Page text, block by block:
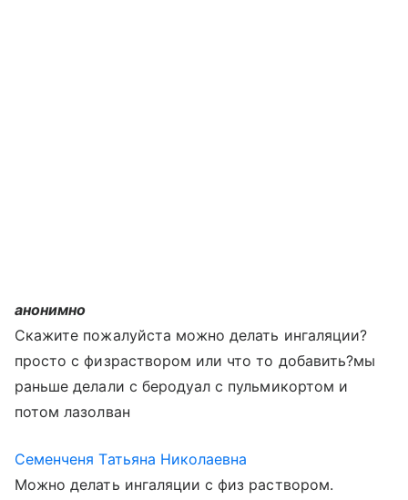
анонимно
Скажите пожалуйста можно делать ингаляции?
просто с физраствором или что то добавить?мы
раньше делали с беродуал с пульмикортом и
потом лазолван
Семенченя Татьяна Николаевна
Можно делать ингаляции с физ раствором.